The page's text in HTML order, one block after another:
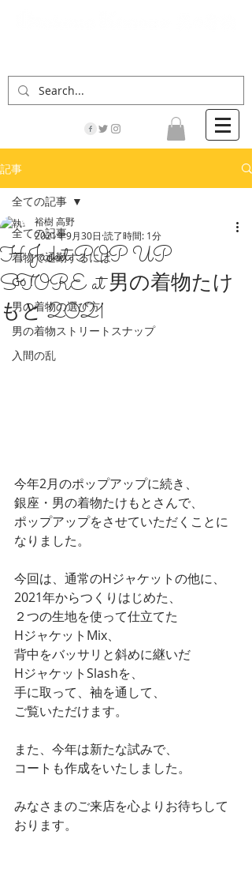
記事
全ての記事
着物で通勤するには
Go！
男の着物の選び方
男の着物ストリートスナップ
入間の乱
全ての記事
H Jacket POP UP
STORE at 男の着物たけ
もと 2021
裕樹 高野
2021年9月30日 読了時間: 1分
今年2月のポップアップに続き、
銀座・男の着物たけもとさんで、
ポップアップをさせていただくことに
なりました。
今回は、通常のHジャケットの他に、
2021年からつくりはじめた、
２つの生地を使って仕立てた
HジャケットMix、
背中をバッサリと斜めに継いだ
HジャケットSlashを、
手に取って、袖を通して、
ご覧いただけます。
また、今年は新たな試みで、
コートも作成をいたしました。
みなさまのご来店を心よりお待ちして
おります。